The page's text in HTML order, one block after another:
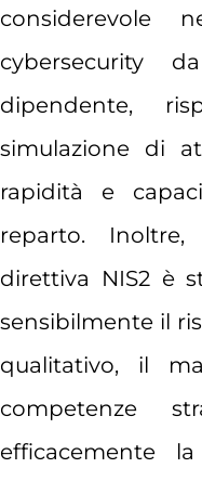
considerevole
cybersecurity
dipendente,
simulazione di
rapidità e
reparto.
direttiva NIS2 è
sensibilmente il
qualitativo, il
competenze
efficacemente